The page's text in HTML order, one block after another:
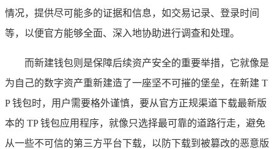
情况，提供尽可能多的证据和信息，如交易记录、登录时间
等，以便官方能够全面、深入地协助进行调查和处理。
而新建钱包则是保障后续资产安全的重要举措，它就像是
为自己的数字资产重新建造了一座坚不可摧的堡垒，在新建 T
P 钱包时，用户需要格外谨慎，要从官方正规渠道下载最新版
本的 TP 钱包应用程序，就像只选择最可靠的道路行走，避免
从一些不可信的第三方平台下载，以防下载到被篡改的恶意版